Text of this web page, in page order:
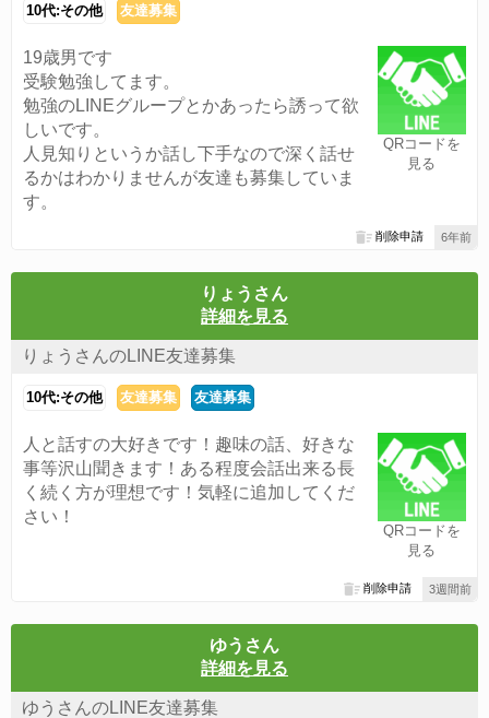
10代:その他 友達募集
QRコードを
見る
19歳男です
受験勉強してます。
勉強のLINEグループとかあったら誘って欲
しいです。
人見知りというか話し下手なので深く話せ
るかはわかりませんが友達も募集していま
す。
6年前
削除申請
りょうさん
詳細を見る
りょうさんのLINE友達募集
10代:その他 友達募集 友達募集
QRコードを
見る
人と話すの大好きです！趣味の話、好きな
事等沢山聞きます！ある程度会話出来る長
く続く方が理想です！気軽に追加してくだ
さい！
3週間前
削除申請
ゆうさん
詳細を見る
ゆうさんのLINE友達募集